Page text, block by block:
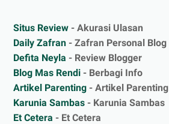
Situs Review - Akurasi Ulasan
Daily Zafran - Zafran Personal Blog
Defita Neyla - Review Blogger
Blog Mas Rendi - Berbagi Info
Artikel Parenting - Artikel Parenting
Karunia Sambas - Karunia Sambas
Et Cetera - Et Cetera